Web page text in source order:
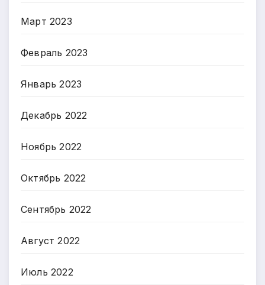
Март 2023
Февраль 2023
Январь 2023
Декабрь 2022
Ноябрь 2022
Октябрь 2022
Сентябрь 2022
Август 2022
Июль 2022